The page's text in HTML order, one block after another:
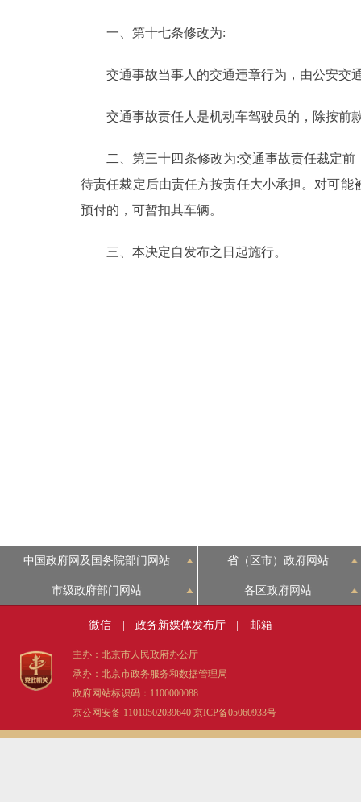
决策公开
政务服务
个人服务
中介服务
政民互动
ENGLISH
DEUTSCH
ESPAÑOL
一、第十七条修改为:
交通事故当事人的交通违章行为，由公安交
交通事故责任人是机动车驾驶员的，除按前款
二、第三十四条修改为:交通事故责任裁定前
待责任裁定后由责任方按责任大小承担。对可
预付的，可暂扣其车辆。
三、本决定自发布之日起施行。
中国政府网及国务院部门网站 省（区市）政府网站
市级政府部门网站 各区政府网站
微信 政务新媒体发布厅 邮箱
主办：北京市人民政府办公厅
承办：北京市政务服务和数据管理局
政府网站标识码：1100000088
京公网安备 11010502039640 京ICP备05060933号